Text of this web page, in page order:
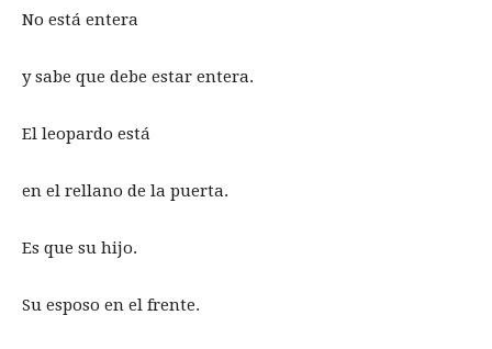
No está entera
y sabe que debe estar entera.
El leopardo está
en el rellano de la puerta.
Es que su hijo.
Su esposo en el frente.